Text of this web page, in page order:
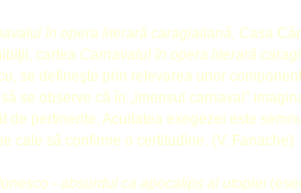
în opera literară caragialiană, Casa
cartea Carnavalul în opera literară
se defineşte prin relevarea unor
se observe că în „imensul carnaval”
de pertinente. Acuitatea exegezei este
cale să confirme o certitudine. (V. Fanache)
- absurdul ca apocalips al utopiei